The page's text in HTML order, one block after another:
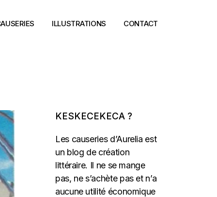
ILLUSTRATIONS CONTACT
KESKECEKECA ?
Les causeries d’Aurelia est
un blog de création
littéraire. Il ne se mange
pas, ne s’achète pas et n’a
aucune utilité économique